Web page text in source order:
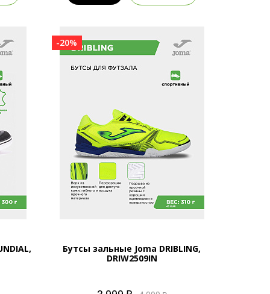
-20%
Бутсы зальные Joma DRIBLING,
DRIW2509IN